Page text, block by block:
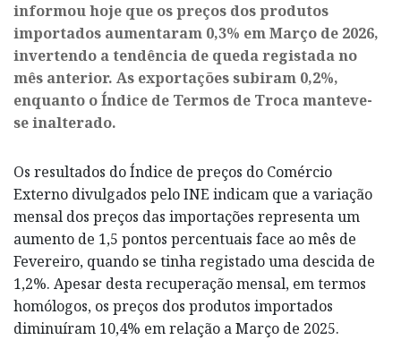
informou hoje que os preços dos produtos
importados aumentaram 0,3% em Março de 2026,
invertendo a tendência de queda registada no
mês anterior. As exportações subiram 0,2%,
enquanto o Índice de Termos de Troca manteve-
se inalterado.
Os resultados do Índice de preços do Comércio
Externo divulgados pelo INE indicam que a variação
mensal dos preços das importações representa um
aumento de 1,5 pontos percentuais face ao mês de
Fevereiro, quando se tinha registado uma descida de
1,2%. Apesar desta recuperação mensal, em termos
homólogos, os preços dos produtos importados
diminuíram 10,4% em relação a Março de 2025.